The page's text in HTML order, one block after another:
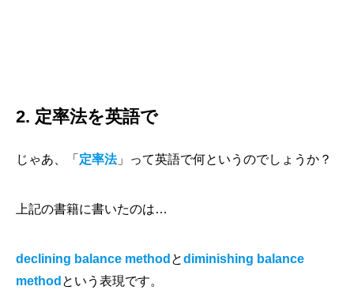
2. 定率法を英語で
じゃあ、「 定率法」って英語で何というのでしょうか？
上記の書籍に書いたのは…
declining balance method とdiminishing balance
method という表現です。